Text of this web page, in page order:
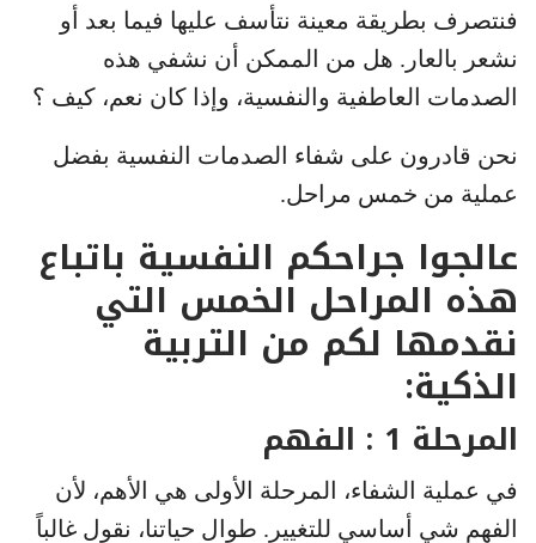
فنتصرف بطريقة معينة نتأسف عليها فيما بعد أو
نشعر بالعار. هل من الممكن أن نشفي هذه
الصدمات العاطفية والنفسية، وإذا كان نعم، كيف ؟
نحن قادرون على شفاء الصدمات النفسية بفضل
عملية من خمس مراحل.
عالجوا جراحكم النفسية باتباع
هذه المراحل الخمس التي
نقدمها لكم من التربية
الذكية:
المرحلة 1 : الفهم
في عملية الشفاء، المرحلة الأولى هي الأهم، لأن
الفهم شي أساسي للتغيير. طوال حياتنا، نقول غالباً